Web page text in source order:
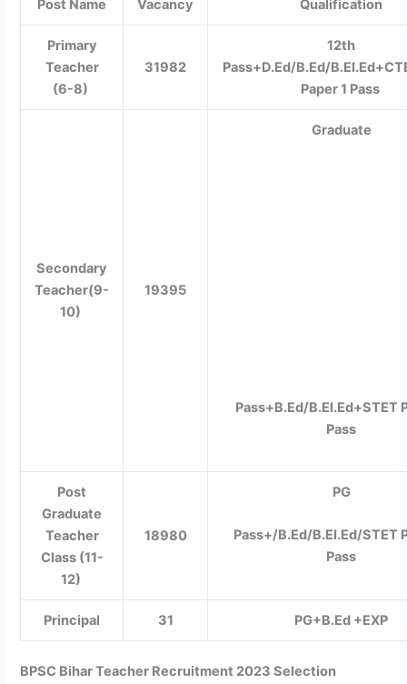
Post Name Vacancy Qualification
Primary
Teacher
(6-8)
31982
12th
Pass+D.Ed/B.Ed/
Paper 1 Pass
Secondary
Teacher(9-
10)
19395
Graduate
Pass+B.Ed/B.EI.Ed+STET
Pass
Post
Graduate
Teacher
Class (11-
12)
18980
PG
Pass+/B.Ed/B.EI.Ed/STET
Pass
Principal 31 PG+B.Ed +EXP
BPSC Bihar Teacher Recruitment 2023 Selection